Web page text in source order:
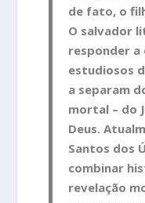
de fato, o
O salvador
responder a
estudiosos
a separam
mortal – do
Deus.
Santos dos
combinar
revelação